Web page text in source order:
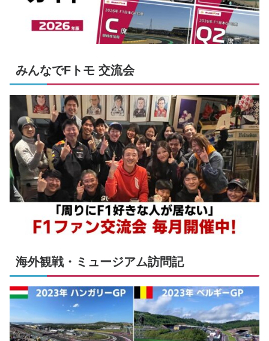
みんなでFトモ 交流会
海外観戦・ミュージアム訪問記